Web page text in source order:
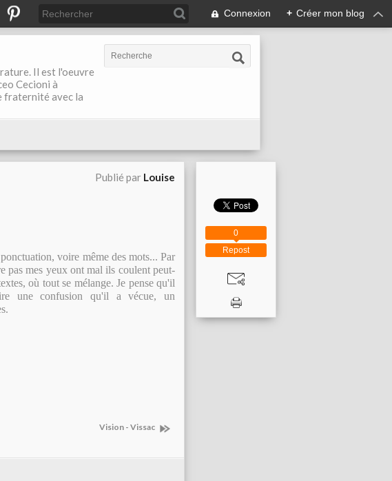
Connexion + Créer mon blog
Il est l'oeuvre
Cecioni à
fraternité avec la
Publié par Louise
voire même des mots... Par
pas mes yeux ont mal ils coulent peut-
où tout se mélange. Je pense qu'il
une confusion qu'il a vécue, un
Vision - Vissac
Repost
0